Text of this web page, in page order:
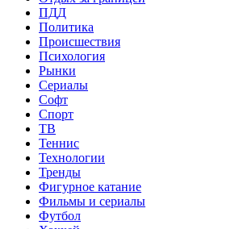
ПДД
Политика
Происшествия
Психология
Рынки
Сериалы
Софт
Спорт
ТВ
Теннис
Технологии
Тренды
Фигурное катание
Фильмы и сериалы
Футбол